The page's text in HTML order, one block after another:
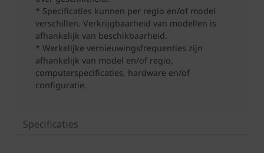
Specificaties